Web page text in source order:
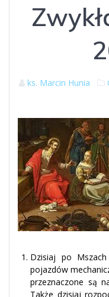
ks. Marcin Hunia
Dzisiaj po
pojazdów
przeznaczone są
Także dzisiaj